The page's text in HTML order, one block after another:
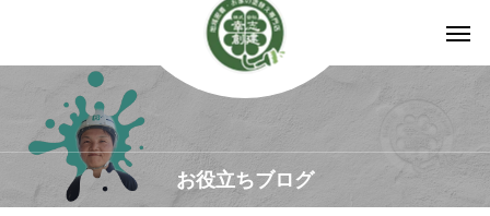
お役立ちブログ